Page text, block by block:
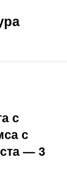
с
с
— 3